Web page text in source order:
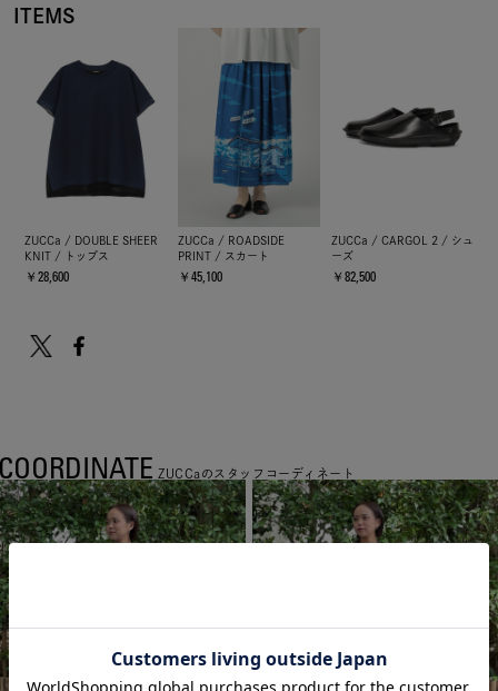
ITEMS
ZUCCa / DOUBLE SHEER
KNIT / トップス
￥28,600
ZUCCa / ROADSIDE
PRINT / スカート
￥45,100
ZUCCa / CARGOL 2 / シュ
ーズ
￥82,500
ZUCCaのスタッフコーディネート